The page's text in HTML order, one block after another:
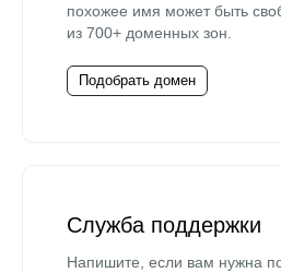
похожее имя может быть
из 700+ доменных зон.
Подобрать домен
Служба поддержки
Напишите, если вам нужна